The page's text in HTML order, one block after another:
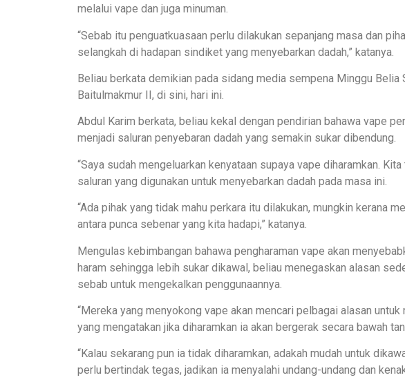
melalui vape dan juga minuman.
“Sebab itu penguatkuasaan perlu dilakukan sepanjang masa dan
selangkah di hadapan sindiket yang menyebarkan dadah,” katanya.
Beliau berkata demikian pada sidang media sempena Minggu Belia
Baitulmakmur II, di sini, hari ini.
Abdul Karim berkata, beliau kekal dengan pendirian bahawa vape
menjadi saluran penyebaran dadah yang semakin sukar dibendung.
“Saya sudah mengeluarkan kenyataan supaya vape diharamkan.
saluran yang digunakan untuk menyebarkan dadah pada masa ini.
“Ada pihak yang tidak mahu perkara itu dilakukan, mungkin kerana
antara punca sebenar yang kita hadapi,” katanya.
Mengulas kebimbangan bahawa pengharaman vape akan
haram sehingga lebih sukar dikawal, beliau menegaskan alasan
sebab untuk mengekalkan penggunaannya.
“Mereka yang menyokong vape akan mencari pelbagai alasan
yang mengatakan jika diharamkan ia akan bergerak secara bawah
“Kalau sekarang pun ia tidak diharamkan, adakah mudah untuk
perlu bertindak tegas, jadikan ia menyalahi undang-undang dan